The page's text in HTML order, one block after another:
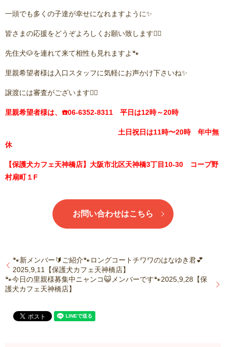
一頭でも多くの子達が幸せになれますように✨
皆さまの応援をどうぞよろしくお願い致します🙇‍♂️
先住犬🐶を連れて来て相性も見れますよ🐾
里親希望者様は入口スタッフに気軽にお声かけ下さいね✨
譲渡には審査がございます🙇‍♂️
里親希望者様は、☎️06-6352-8311 平日は12時～20時
土日祝日は11時〜20時 年中無
休
【保護犬カフェ天神橋店】大阪市北区天神橋3丁目10-30 コープ野
村扇町１F
お問い合わせはこちら
🐾新メンバー🔰ご紹介🐾ロングコートチワワのはなゆき君💕
2025,9,11【保護犬カフェ天神橋店】
🐾今日の里親様募集中ニャンコ😺メンバーです🐾2025,9,28【保
護犬カフェ天神橋店】